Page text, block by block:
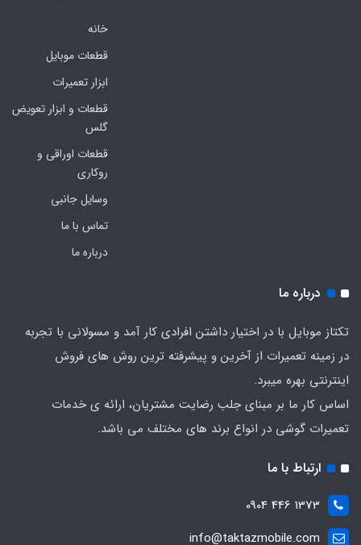
خانه
قطعات موبایل
ابزار تعمیرات
قطعات و ابزار تعویض
گلس
قطعات اوراقی و
روکاری
وسایل جانبی
تماس با ما
درباره ما
درباره ما
تکتاز موبایل با در اختیار داشتن افرادی کار آمد و مسولانی با تجربه
در زمینه تعمیرات از آخرین و پیشرفته ترین روش های فروش
اینترنتی بهره میبرد.
اساس کار ما بر مبنای جلب رضایت مشتریان، ارائه ی خدمات
تعمیرات گوشی در انواع برند های مختلف می باشد.
ارتباط با ما
1373 446 0904
info@taktazmobile.com